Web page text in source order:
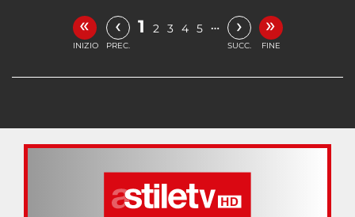
«
INIZIO
‹
PREC.
1 2 3 4 5 … ›
SUCC.
»
FINE